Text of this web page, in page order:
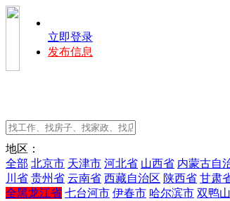
立即登录
发布信息
地区：
全部 北京市 天津市 河北省 山西省 内蒙古自
川省 贵州省 云南省 西藏自治区 陕西省 甘肃
全黑龙江省 七台河市 伊春市 哈尔滨市 双鸭